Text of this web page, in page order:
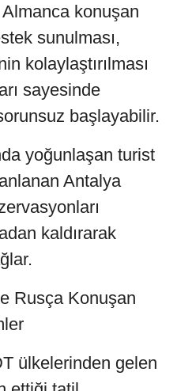
konuşan
sunulması,
kolaylaştırılması
sayesinde
başlayabilir.
yoğunlaşan turist
Antalya
kaldırarak
Rusça Konuşan
ülkelerinden gelen